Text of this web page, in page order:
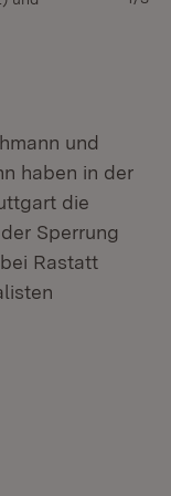
und
haben in der
die
Sperrung
Rastatt